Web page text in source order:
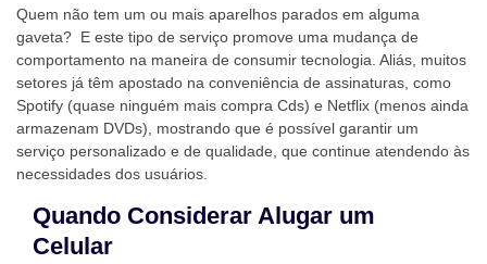
Quem não tem um ou mais aparelhos parados em alguma
gaveta? E este tipo de serviço promove uma mudança de
comportamento na maneira de consumir tecnologia. Aliás, muitos
setores já têm apostado na conveniência de assinaturas, como
Spotify (quase ninguém mais compra Cds) e Netflix (menos ainda
armazenam DVDs), mostrando que é possível garantir um
serviço personalizado e de qualidade, que continue atendendo às
necessidades dos usuários.
Quando Considerar Alugar um
Celular